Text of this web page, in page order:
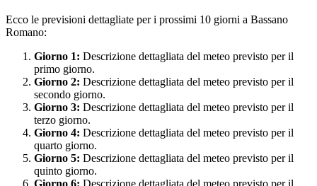
Ecco le previsioni dettagliate per i prossimi 10 giorni a Bassano
Romano:
Giorno 1: Descrizione dettagliata del meteo previsto per il
primo giorno.
Giorno 2: Descrizione dettagliata del meteo previsto per il
secondo giorno.
Giorno 3: Descrizione dettagliata del meteo previsto per il
terzo giorno.
Giorno 4: Descrizione dettagliata del meteo previsto per il
quarto giorno.
Giorno 5: Descrizione dettagliata del meteo previsto per il
quinto giorno.